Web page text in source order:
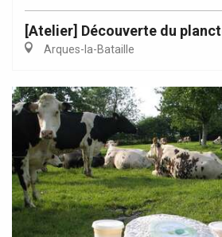
[Atelier] Découverte du
Arques-la-Bataille